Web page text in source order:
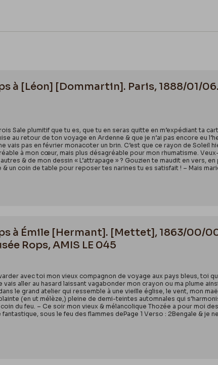
à [Léon] [Dommartin]. Paris, 1888/01/
Sale plumitif que tu es, que tu en seras quitte en m’expédiant ta
au retour de ton voyage en Ardenne & que je n’ai pas encore eu
vais pas en février monacoter un brin. C’est que ce rayon de Soleil
à mon cœur, mais plus désagréable pour mon rhumatisme.
& de mon dessin « L’attrapage » ? Gouzien te maudit en vers,
un coin de table pour reposer tes narines tu es satisfait ! – Mais
à Émile [Hermant]. [Mettet], 1863/00/
Rops, AMIS LE 045
avec toi mon vieux compagnon de voyage aux pays bleus, toi
aller au hasard laissant vagabonder mon crayon ou ma plume
le grand atelier qui ressemble à une vieille église, le vent, mon
(en ut mélèze,) pleine de demi-teintes automnales qui
du feu. – Ce soir mon vieux & mélancolique Thozée a pour moi
sous le feu des flammes dePage 1 Verso : 2Bengale & je